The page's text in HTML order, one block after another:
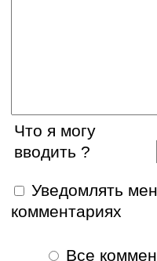
Что я могу
вводить ?
Уведомлять
комментариях
Все